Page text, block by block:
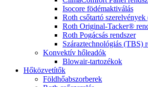
Isocore födémaktiválás
Roth csőtartó szerelvények
Roth Original-Tacker®
Roth Pogácsás rendszer
Száraztechnológiás (TBS)
Konvektív hőleadók
Blowair-tartozékok
Hőközvetítők
Földhőabszorberek